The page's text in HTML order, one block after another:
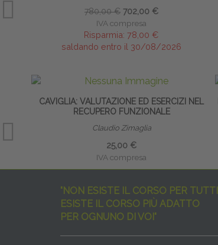
780,00 € 702,00 €
IVA compresa
Risparmia: 78,00 €
saldando entro il 30/08/2026
CAVIGLIA: VALUTAZIONE ED ESERCIZI NEL
RECUPERO FUNZIONALE
Claudio Zimaglia
25,00 €
IVA compresa
"NON ESISTE IL CORSO PER TUTTI
ESISTE IL CORSO PIÙ ADATTO
PER OGNUNO DI VOI"